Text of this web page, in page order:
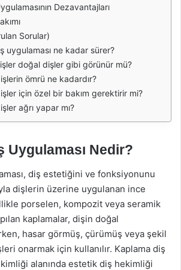
Dezavantajları
Sorular)
uygulaması ne kadar sürer?
doğal dişler gibi görünür mü?
ömrü ne kadardır?
için özel bir bakım gerektirir mi?
ağrı yapar mı?
Uygulaması Nedir?
diş estetiğini ve fonksiyonunu
dişlerin üzerine uygulanan ince
porselen, kompozit veya seramik
kaplamalar, dişin doğal
hasar görmüş, çürümüş veya şekil
onarmak için kullanılır. Kaplama diş
alanında estetik diş hekimliği